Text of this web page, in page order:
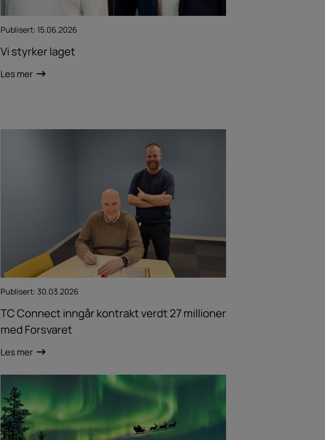
Publisert: 15.06.2026
Vi styrker laget
Les mer
Publisert: 30.03.2026
TC Connect inngår kontrakt verdt 27 millioner
med Forsvaret
Les mer